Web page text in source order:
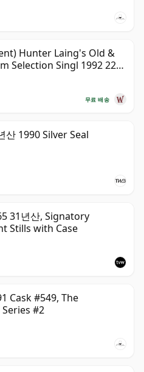
Hunter Laing's Old &
Selection Singl 1992 22년
무료 배송
산 1990 Silver Seal
31년산, Signatory
Stills with Case
Cask #549, The
#2